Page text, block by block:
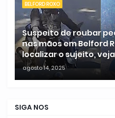
BELFORD ROXO
Suspeito de roubar
nas mãos em Belford
localizar o sujeito,
agosto 14, 2025
SIGA NOS